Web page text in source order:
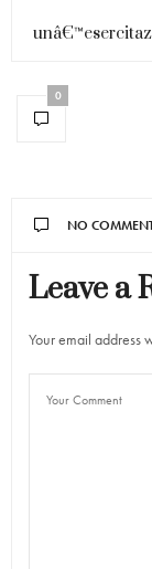
0
NO
Leave a
Your email address